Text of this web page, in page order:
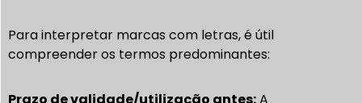
Para interpretar marcas com letras, é útil
compreender os termos predominantes:
Prazo de validade/utilização antes:A